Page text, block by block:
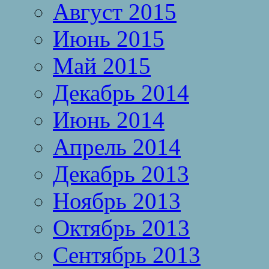
Август 2015
Июнь 2015
Май 2015
Декабрь 2014
Июнь 2014
Апрель 2014
Декабрь 2013
Ноябрь 2013
Октябрь 2013
Сентябрь 2013